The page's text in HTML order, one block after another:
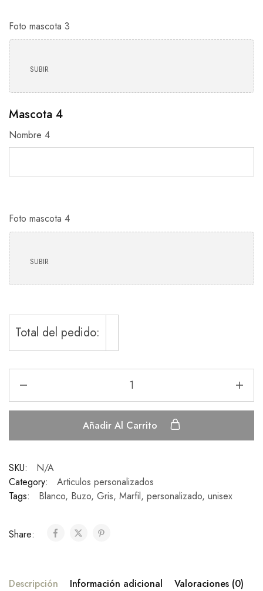
Foto mascota 3
SUBIR
Mascota 4
Nombre 4
Foto mascota 4
SUBIR
Total del pedido:
Añadir Al Carrito
SKU:
N/A
Category:
Articulos personalizados
Tags:
Blanco, Buzo, Gris, Marfil, personalizado, unisex
Share:
Descripción Información adicional Valoraciones (0)